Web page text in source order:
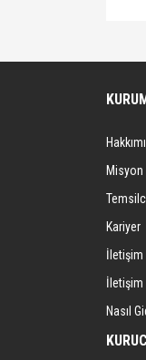
Misyon
Kariyer
İletişim
İletişim
Nasıl